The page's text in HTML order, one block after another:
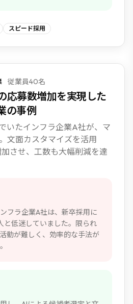
スピード採用
従業員40名
応募数増加を実現した
の事例
いたインフラ企業A社が、マ
文面カスタマイズを活用
加させ、工数も大幅削減を達
フラ企業A社は、新卒採用に
と低迷していました。限られ
動が難しく、効率的な手法が